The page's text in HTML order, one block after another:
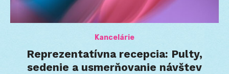
Kancelárie
Reprezentatívna recepcia: Pulty,
sedenie a usmerňovanie návštev